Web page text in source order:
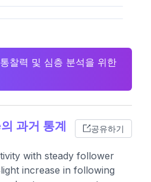
찰력 및 심층 분석을 위한
과거 통계 공유하기
with steady follower
increase in following